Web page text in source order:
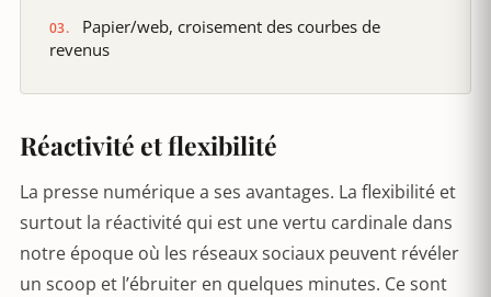
Papier/web, croisement des courbes de
revenus
Réactivité et flexibilité
La presse numérique a ses avantages. La flexibilité et
surtout la réactivité qui est une vertu cardinale dans
notre époque où les réseaux sociaux peuvent révéler
un scoop et l’ébruiter en quelques minutes. Ce sont